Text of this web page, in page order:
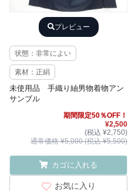
プレビュー
状態：非常によい
素材：正絹
未使用品 手織り紬男物着物アン
サンブル
期間限定50％OFF！
¥2,500
(税込 ¥2,750)
通常価格 ¥5,000 (税込 ¥5,500)
カゴに入れる
お気に入り